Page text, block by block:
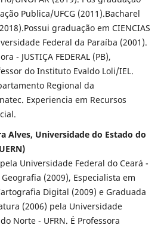
Publica/UFCG (2011).Bacharel
graduação em CIENCIAS
Federal da Paraíba (2001).
- JUSTIÇA FEDERAL (PB),
do Instituto Evaldo Loli/IEL.
Regional da
Experiencia em Recursos
Alves, Universidade do Estado do
Universidade Federal do Ceará -
(2009), Especialista em
Digital (2009) e Graduada
(2006) pela Universidade
Norte - UFRN. É Professora